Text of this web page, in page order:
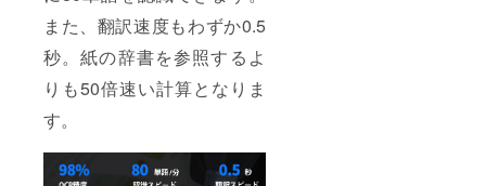
また、翻訳速度もわずか0.5
秒。紙の辞書を参照するよ
りも50倍速い計算となりま
す。